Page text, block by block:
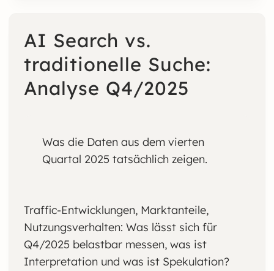
AI Search vs.
traditionelle Suche:
Analyse Q4/2025
Was die Daten aus dem vierten
Quartal 2025 tatsächlich zeigen.
Traffic-Entwicklungen, Marktanteile,
Nutzungsverhalten: Was lässt sich für
Q4/2025 belastbar messen, was ist
Interpretation und was ist Spekulation?